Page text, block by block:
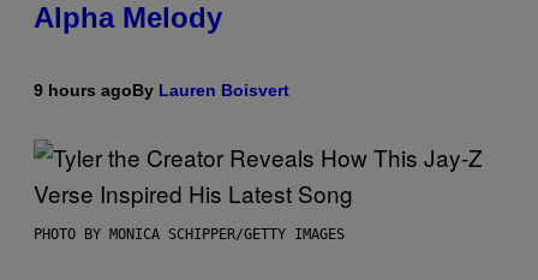
Alpha Melody
9 hours agoBy Lauren Boisvert
PHOTO BY MONICA SCHIPPER/GETTY IMAGES